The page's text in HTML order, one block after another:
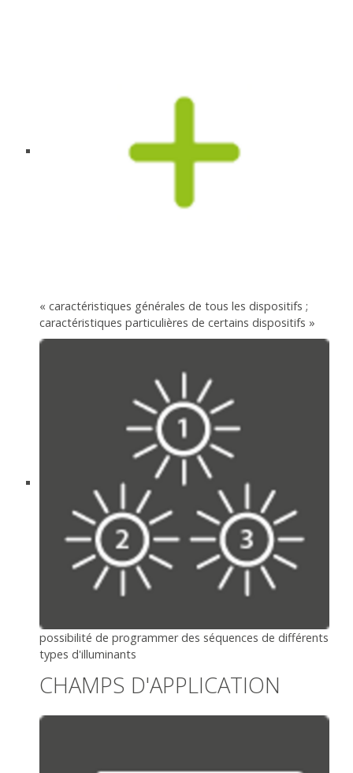
« caractéristiques générales de tous les dispositifs ;
caractéristiques particulières de certains dispositifs »
possibilité de programmer des séquences de différents
types d'illuminants
CHAMPS D'APPLICATION